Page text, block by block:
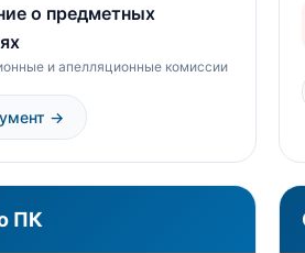
о предметных
и апелляционные комиссии
→
ПК